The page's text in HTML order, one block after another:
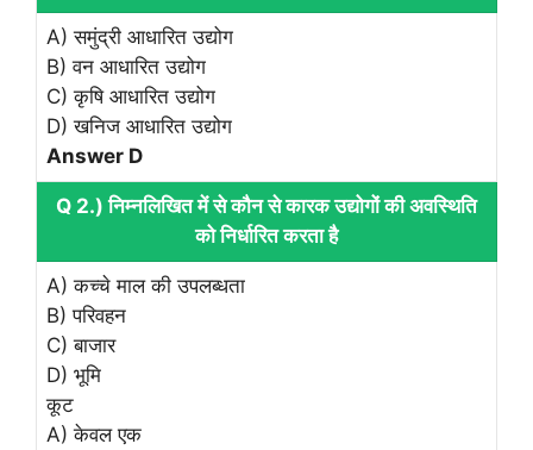
A) समुंद्री आधारित उद्योग
B) वन आधारित उद्योग
C) कृषि आधारित उद्योग
D) खनिज आधारित उद्योग
Answer D
Q 2.) निम्नलिखित में से कौन से कारक उद्योगों की अवस्थिति
को निर्धारित करता है
A) कच्चे माल की उपलब्धता
B) परिवहन
C) बाजार
D) भूमि
कूट
A) केवल एक